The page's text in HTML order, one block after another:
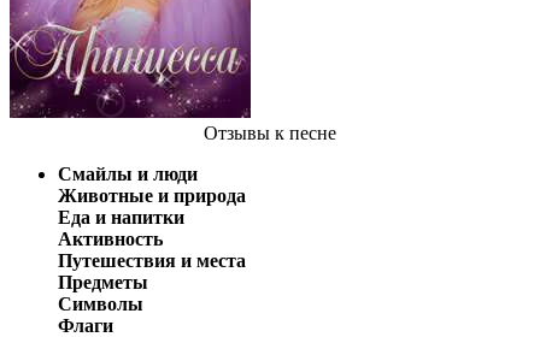
Отзывы к песне
Смайлы и люди
Животные и природа
Еда и напитки
Активность
Путешествия и места
Предметы
Символы
Флаги